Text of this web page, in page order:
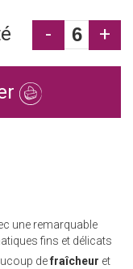
- +
une remarquable
fins et délicats
defraîcheur et